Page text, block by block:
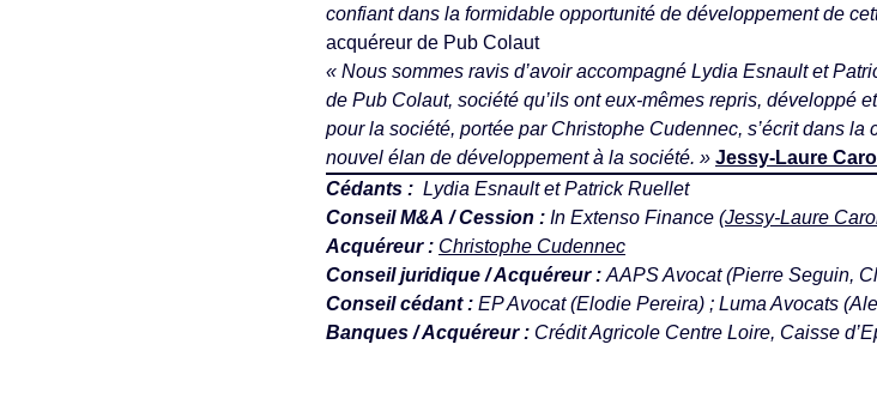
confiant dans la formidable opportunité de développement de
acquéreur de Pub Colaut
« Nous sommes ravis d’avoir accompagné Lydia Esnault et
de Pub Colaut, société qu’ils ont eux-mêmes repris, développé
pour la société, portée par Christophe Cudennec, s’écrit dans
nouvel élan de développement à la société. » Jessy-Laure Carol
Cédants : Lydia Esnault et Patrick Ruellet
Conseil M&A / Cession : In Extenso Finance (Jessy-Laure
Acquéreur : Christophe Cudennec
Conseil juridique / Acquéreur : AAPS Avocat (Pierre Seguin,
Conseil cédant : EP Avocat (Elodie Pereira) ; Luma Avocats
Banques / Acquéreur : Crédit Agricole Centre Loire, Caisse